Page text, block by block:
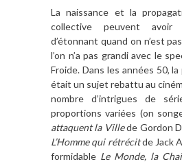
La naissance et la
collective peuvent avoir
d’étonnant quand on n’est
l’on n’a pas grandi avec le
Froide. Dans les années 50,
était un sujet rebattu au
nombre d’intrigues de
proportions variées (on
attaquent la Villede Gordon
L’Homme qui rétrécitde Jack
formidable Le Monde, la